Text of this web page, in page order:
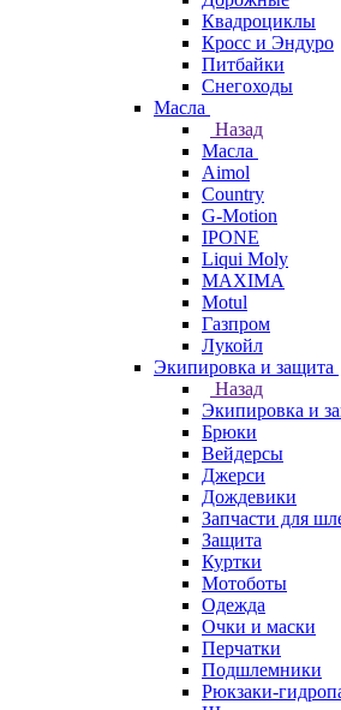
Квадроциклы
Кросс и Эндуро
Питбайки
Снегоходы
Масла
Назад
Масла
Aimol
Country
G-Motion
IPONE
Liqui Moly
MAXIMA
Motul
Газпром
Лукойл
Экипировка и защита
Назад
Экипировка и
Брюки
Вейдерсы
Джерси
Дождевики
Запчасти для
Защита
Куртки
Мотоботы
Одежда
Очки и маски
Перчатки
Подшлемники
Рюкзаки-